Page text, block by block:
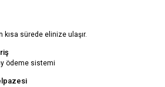
kısa sürede elinize ulaşır.
ödeme sistemi